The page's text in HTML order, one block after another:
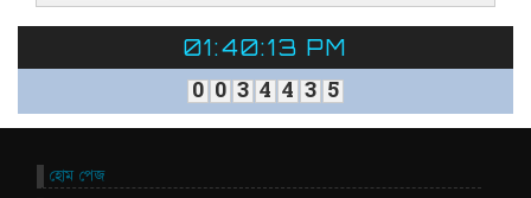
01:40:13 PM
0 0 3 4 4 3 5
হোম পেজ